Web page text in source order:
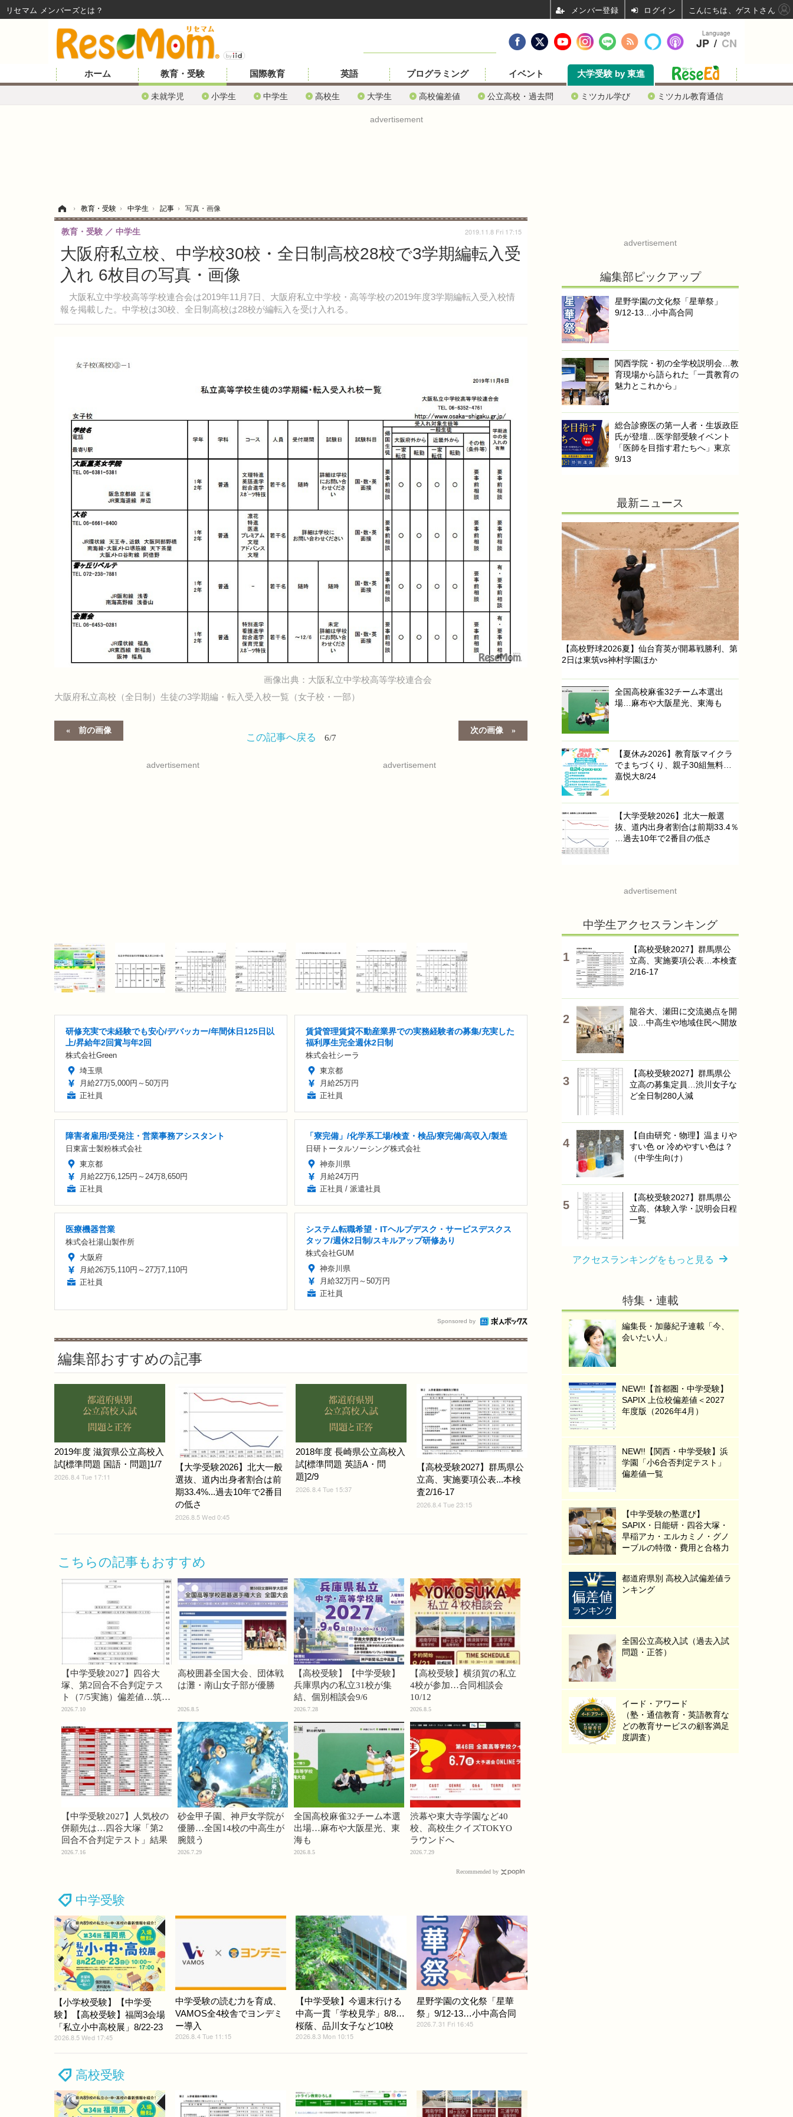
ホーム 教育・受験
未就学児 小学生 中学生 高校生 大学生 高校偏差値 公立高校・過去問 ミツカル学び ミツカル教育通信
国際教育 英語 プログラミング イベント 大学受験 by 東進
advertisement
› 教育・受験 › 中学生 › 記事 › 写真・画像
大阪府私立校、中学校30校・全日制高校28校で3学期編転入受
入れ 6枚目の写真・画像
大阪私立中学校高等学校連合会は2019年11月7日、大阪府私立中学校・高等学校の2019年度3学期編転入受入校情
報を掲載した。中学校は30校、全日制高校は28校が編転入を受け入れる。
教育・受験 中学生 2019.11.8 Fri 17:15
画像出典：大阪私立中学校高等学校連合会
大阪府私立高校（全日制）生徒の3学期編・転入受入校一覧（女子校・一部）
前の画像 次の画像
この記事へ戻る 6/7
advertisement advertisement
研修充実で未経験でも安心/デバッカー/年間休日125日以
上/昇給年2回賞与年2回
株式会社Green
埼玉県
月給27万5,000円～50万円
正社員
賃貸管理賃貸不動産業界での実務経験者の募集/充実した
福利厚生完全週休2日制
株式会社シーラ
東京都
月給25万円
正社員
障害者雇用/受発注・営業事務アシスタント
日東富士製粉株式会社
東京都
月給22万6,125円～24万8,650円
正社員
「寮完備」/化学系工場/検査・検品/寮完備/高収入/製造
日研トータルソーシング株式会社
神奈川県
月給24万円
正社員 / 派遣社員
医療機器営業
株式会社湯山製作所
大阪府
月給26万5,110円～27万7,110円
正社員
システム転職希望・ITヘルプデスク・サービスデスクス
タッフ/週休2日制/スキルアップ研修あり
株式会社GUM
神奈川県
月給32万円～50万円
正社員
Sponsored by
編集部おすすめの記事
2019年度 滋賀県公立高校入
試[標準問題 国語・問題]1/7
2026.8.4 Tue 17:11
【大学受験2026】北大一般
選抜、道内出身者割合は前
期33.4%...過去10年で2番目
の低さ
2026.8.5 Wed 0:45
2018年度 長崎県公立高校入
試[標準問題 英語A・問
題]2/9
2026.8.4 Tue 15:37
【高校受験2027】群馬県公
立高、実施要項公表...本検
査2/16-17
2026.8.4 Tue 23:15
こちらの記事もおすすめ
【中学受験2027】四谷大
塚、第2回合不合判定テス
ト（7/5実施）偏差値…筑駒
74・桜蔭70＜PR＞
2026.7.10
高校囲碁全国大会、団体戦
は灘・南山女子部が優勝
2026.8.5
【高校受験】【中学受験】
兵庫県内の私立31校が集
結、個別相談会9/6
2026.7.28
【高校受験】横須賀の私立
4校が参加…合同相談会
10/12
2026.8.5
【中学受験2027】人気校の
併願先は…四谷大塚「第2
回合不合判定テスト」結果
2026.7.16
砂金甲子園、神戸女学院が
優勝…全国14校の中高生が
腕競う
2026.7.29
全国高校麻雀32チーム本選
出場…麻布や大阪星光、東
海も
2026.8.5
渋幕や東大寺学園など40
校、高校生クイズTOKYO
ラウンドへ
2026.7.29
Recommended by
中学受験
【小学校受験】【中学受
験】【高校受験】福岡3会場
「私立小中高校展」8/22-23
2026.8.5 Wed 17:45
中学受験の読む力を育成、
VAMOS全4校舎でヨンデミ
ー導入
2026.8.4 Tue 11:15
【中学受験】今週末行ける
中高一貫「学校見学」8/8…
桜蔭、品川女子など10校
2026.8.3 Mon 10:15
星野学園の文化祭「星華
祭」9/12-13…小中高合同
2026.7.31 Fri 16:45
高校受験
advertisement
編集部ピックアップ
星野学園の文化祭「星華祭」
9/12-13…小中高合同
関西学院・初の全学校説明会…教
育現場から語られた「一貫教育の
魅力とこれから」
総合診療医の第一人者・生坂政臣
氏が登壇…医学部受験イベント
「医師を目指す君たちへ」東京
9/13
最新ニュース
【高校野球2026夏】仙台育英が開幕戦勝利、第
2日は東筑vs神村学園ほか
全国高校麻雀32チーム本選出
場…麻布や大阪星光、東海も
【夏休み2026】教育版マイクラ
でまちづくり、親子30組無料…
嘉悦大8/24
【大学受験2026】北大一般選
抜、道内出身者割合は前期33.4％
…過去10年で2番目の低さ
advertisement
中学生アクセスランキング
【高校受験2027】群馬県公
立高、実施要項公表…本検査
2/16-17
龍谷大、瀬田に交流拠点を開
設…中高生や地域住民へ開放
【高校受験2027】群馬県公
立高の募集定員…渋川女子な
ど全日制280人減
【自由研究・物理】温まりや
すい色 or 冷めやすい色は？
（中学生向け）
【高校受験2027】群馬県公
立高、体験入学・説明会日程
一覧
アクセスランキングをもっと見る
特集・連載
編集長・加藤紀子連載「今、
会いたい人」
NEW!!【首都圏・中学受験】
SAPIX 上位校偏差値＜2027
年度版（2026年4月）
NEW!!【関西・中学受験】浜
学園「小6合否判定テスト」
偏差値一覧
【中学受験の塾選び】
SAPIX・日能研・四谷大塚・
早稲アカ・エルカミノ・グノ
ーブルの特徴・費用と合格力
都道府県別 高校入試偏差値ラ
ンキング
全国公立高校入試（過去入試
問題・正答）
イード・アワード
（塾・通信教育・英語教育な
どの教育サービスの顧客満足
度調査）
Language
JP / CN
リセマム メンバーズ ログイン こんにちは、ゲストさん